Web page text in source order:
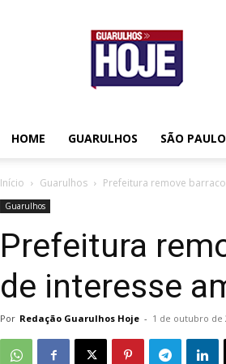
Guarulhos
Hoje
HOME GUARULHOS SÃO PAULO
Início Guarulhos Prefeitura remove
Guarulhos
Prefeitura
de interesse
Por Redação Guarulhos Hoje - 1 de outubro de